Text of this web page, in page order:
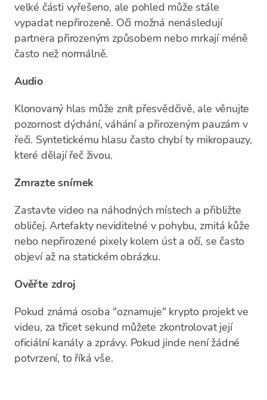
velké části vyřešeno, ale pohled může stále
vypadat nepřirozeně. Oči možná nenásledují
partnera přirozeným způsobem nebo mrkají méně
často než normálně.
Audio
Klonovaný hlas může znít přesvědčivě, ale věnujte
pozornost dýchání, váhání a přirozeným pauzám v
řeči. Syntetickému hlasu často chybí ty mikropauzy,
které dělají řeč živou.
Zmrazte snímek
Zastavte video na náhodných místech a přibližte
obličej. Artefakty neviditelné v pohybu, zrnitá kůže
nebo nepřirozené pixely kolem úst a očí, se často
objeví až na statickém obrázku.
Ověřte zdroj
Pokud známá osoba "oznamuje" krypto projekt ve
videu, za třicet sekund můžete zkontrolovat její
oficiální kanály a zprávy. Pokud jinde není žádné
potvrzení, to říká vše.